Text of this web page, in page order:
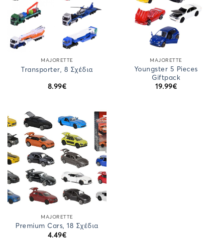
MAJORETTE
Transporter, 8 Σχέδια
8.99€
MAJORETTE
Youngster 5 Pieces
Giftpack
19.99€
MAJORETTE
Premium Cars, 18 Σχέδια
4.49€